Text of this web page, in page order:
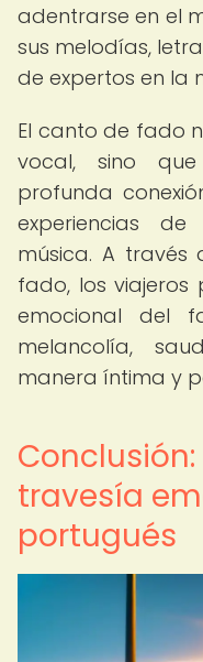
adentrarse en el
sus melodías,
de expertos en la
El canto de fado
vocal, sino
profunda
experiencias
música. A
fado, los viajeros
emocional del
melancolía,
manera íntima y
travesía
portugués